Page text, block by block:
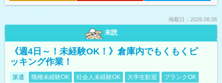
掲載日：2026.08.06
未読
《週4日～！未経験OK！》倉庫内でもくもくピ
ッキング作業！
派遣 職種未経験OK 社会人未経験OK 大学生歓迎
ブランクOK